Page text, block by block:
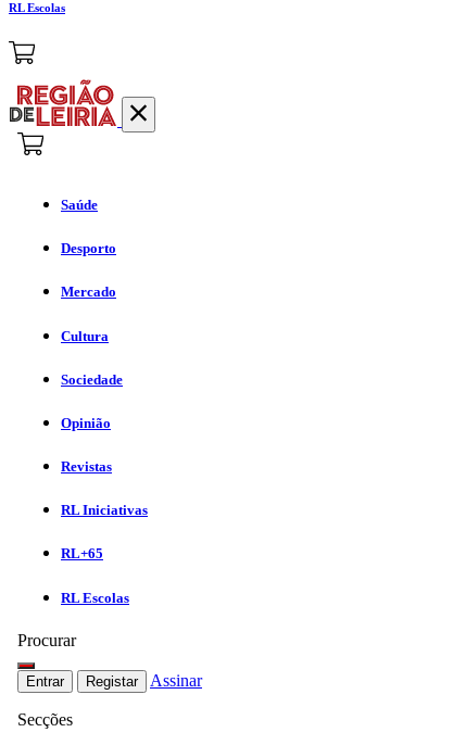
RL Escolas
Saúde
Desporto
Mercado
Cultura
Sociedade
Opinião
Revistas
RL Iniciativas
RL+65
RL Escolas
Procurar
Entrar Registar Assinar
Secções